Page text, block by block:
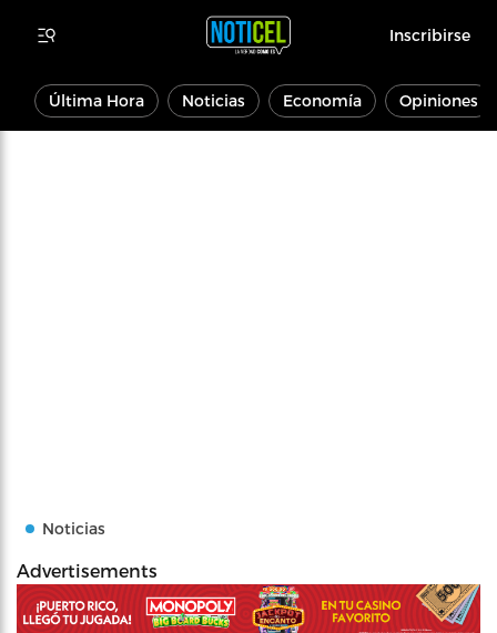
Inscribirse
Última Hora Noticias Economía Opiniones
Noticias
Advertisements